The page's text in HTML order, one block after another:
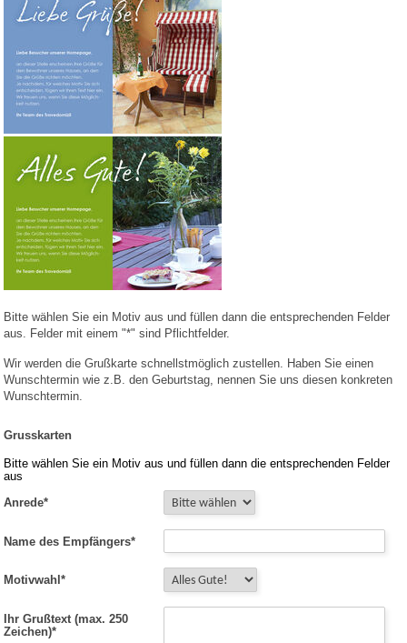
Bitte wählen Sie ein Motiv aus und füllen dann die entsprechenden Felder
aus. Felder mit einem "*" sind Pflichtfelder.
Wir werden die Grußkarte schnellstmöglich zustellen. Haben Sie einen
Wunschtermin wie z.B. den Geburtstag, nennen Sie uns diesen konkreten
Wunschtermin.
Grusskarten
Bitte wählen Sie ein Motiv aus und füllen dann die entsprechenden Felder
aus
Anrede*
Name des Empfängers*
Motivwahl*
Ihr Grußtext (max. 250
Zeichen)*